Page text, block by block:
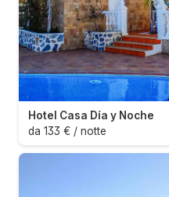
Hotel Casa Día y Noche
da 133 € / notte